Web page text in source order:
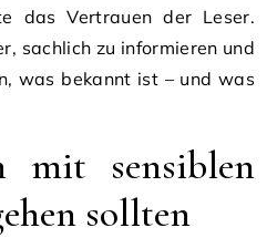
das Vertrauen der Leser.
sachlich zu informieren und
was bekannt ist – und was
mit sensiblen
sollten